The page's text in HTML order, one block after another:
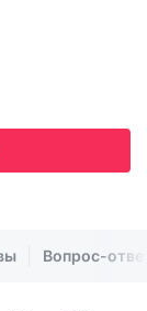
Вопрос-